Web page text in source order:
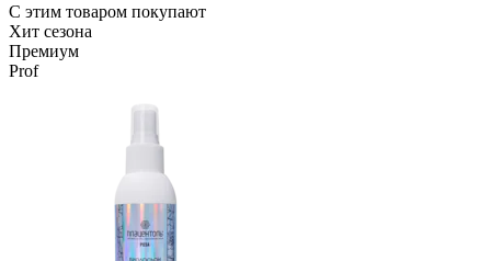
С этим товаром покупают
Хит сезона
Премиум
Prof